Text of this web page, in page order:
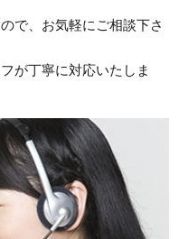
排水つまりのトラブ
所蛇口故障のトラブル
で、お気軽にご相談下さ
が丁寧に対応いたしま